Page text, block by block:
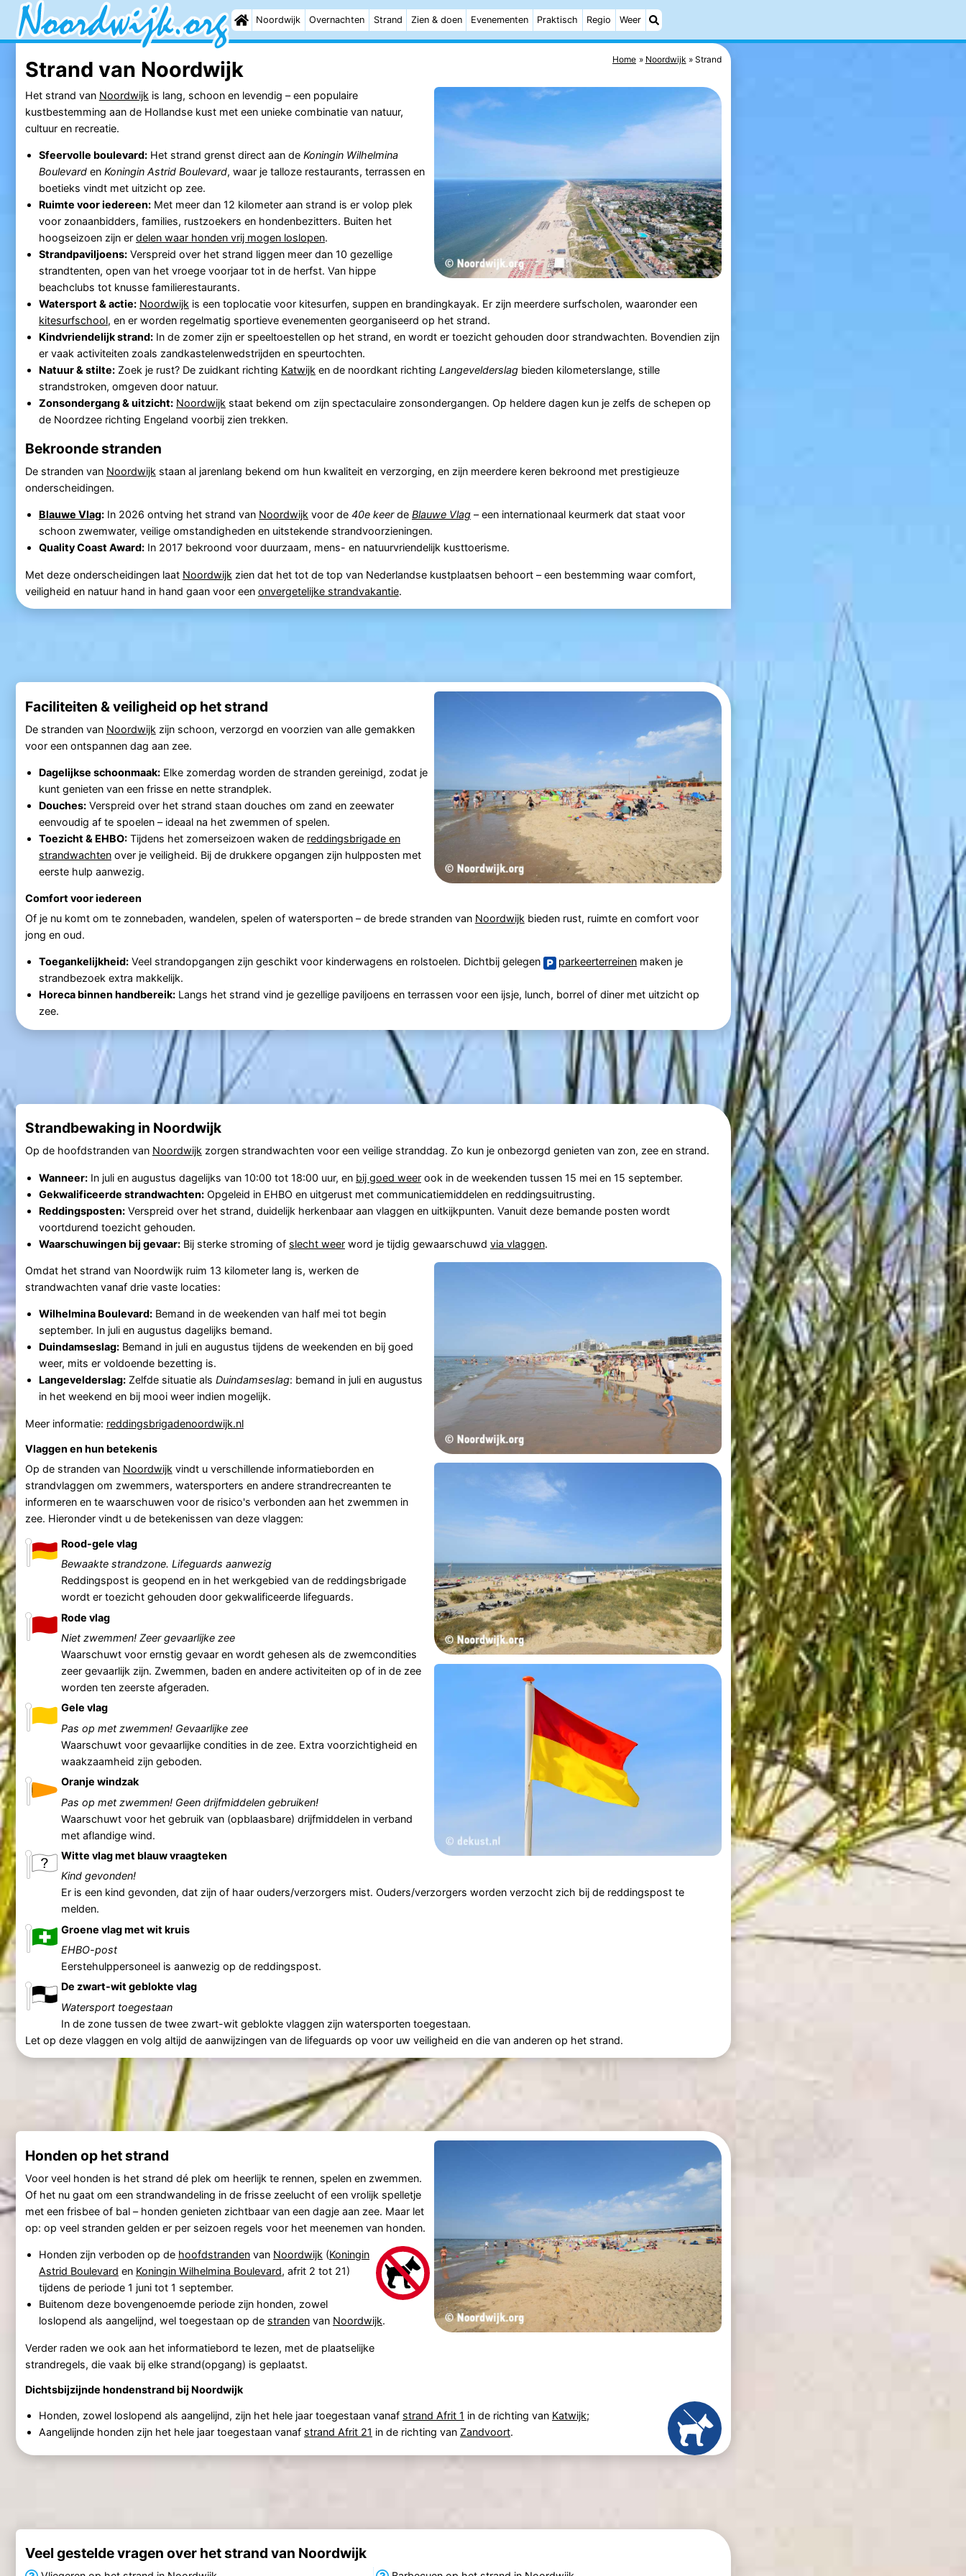
Noordwijk Overnachten Strand Zien & doen Evenementen Praktisch Regio Weer
Home Noordwijk Strand
Strand van Noordwijk
Het strand van Noordwijk is lang, schoon en levendig – een populaire
kustbestemming aan de Hollandse kust met een unieke combinatie van natuur,
cultuur en recreatie.
Sfeervolle boulevard:Het strand grenst direct aan de Koningin Wilhelmina
Boulevarden Koningin Astrid Boulevard, waar je talloze restaurants, terrassen en
boetieks vindt met uitzicht op zee.
Ruimte voor iedereen:Met meer dan 12 kilometer aan strand is er volop plek
voor zonaanbidders, families, rustzoekers en hondenbezitters. Buiten het
hoogseizoen zijn er delen waar honden vrij mogen loslopen.
Strandpaviljoens:Verspreid over het strand liggen meer dan 10 gezellige
strandtenten, open van het vroege voorjaar tot in de herfst. Van hippe
beachclubs tot knusse familierestaurants.
Watersport & actie: Noordwijk is een toplocatie voor kitesurfen, suppen en brandingkayak. Er zijn meerdere surfscholen, waaronder een
kitesurfschool, en er worden regelmatig sportieve evenementen georganiseerd op het strand.
Kindvriendelijk strand:In de zomer zijn er speeltoestellen op het strand, en wordt er toezicht gehouden door strandwachten. Bovendien zijn
er vaak activiteiten zoals zandkastelenwedstrijden en speurtochten.
Natuur & stilte:Zoek je rust? De zuidkant richting Katwijk en de noordkant richting Langevelderslagbieden kilometerslange, stille
strandstroken, omgeven door natuur.
Zonsondergang & uitzicht: Noordwijk staat bekend om zijn spectaculaire zonsondergangen. Op heldere dagen kun je zelfs de schepen op
de Noordzee richting Engeland voorbij zien trekken.
Bekroonde stranden
De stranden van Noordwijk staan al jarenlang bekend om hun kwaliteit en verzorging, en zijn meerdere keren bekroond met prestigieuze
onderscheidingen.
Blauwe Vlag:In 2026 ontving het strand van Noordwijk voor de 40e keerde Blauwe Vlag– een internationaal keurmerk dat staat voor
schoon zwemwater, veilige omstandigheden en uitstekende strandvoorzieningen.
Quality Coast Award:In 2017 bekroond voor duurzaam, mens- en natuurvriendelijk kusttoerisme.
Met deze onderscheidingen laat Noordwijk zien dat het tot de top van Nederlandse kustplaatsen behoort – een bestemming waar comfort,
veiligheid en natuur hand in hand gaan voor een onvergetelijke strandvakantie.
Faciliteiten & veiligheid op het strand
De stranden van Noordwijk zijn schoon, verzorgd en voorzien van alle gemakken
voor een ontspannen dag aan zee.
Dagelijkse schoonmaak:Elke zomerdag worden de stranden gereinigd, zodat je
kunt genieten van een frisse en nette strandplek.
Douches:Verspreid over het strand staan douches om zand en zeewater
eenvoudig af te spoelen – ideaal na het zwemmen of spelen.
Toezicht & EHBO:Tijdens het zomerseizoen waken de reddingsbrigade en
strandwachtenover je veiligheid. Bij de drukkere opgangen zijn hulpposten met
eerste hulp aanwezig.
Comfort voor iedereen
Of je nu komt om te zonnebaden, wandelen, spelen of watersporten – de brede stranden van Noordwijk bieden rust, ruimte en comfort voor
jong en oud.
Toegankelijkheid:Veel strandopgangen zijn geschikt voor kinderwagens en rolstoelen. Dichtbij gelegen parkeerterreinen maken je
strandbezoek extra makkelijk.
Horeca binnen handbereik:Langs het strand vind je gezellige paviljoens en terrassen voor een ijsje, lunch, borrel of diner met uitzicht op
zee.
Strandbewaking in Noordwijk
Op de hoofdstranden van Noordwijk zorgen strandwachten voor een veilige stranddag. Zo kun je onbezorgd genieten van zon, zee en strand.
Wanneer:In juli en augustus dagelijks van 10:00 tot 18:00 uur, en bij goed weerook in de weekenden tussen 15 mei en 15 september.
Gekwalificeerde strandwachten:Opgeleid in EHBO en uitgerust met communicatiemiddelen en reddingsuitrusting.
Reddingsposten:Verspreid over het strand, duidelijk herkenbaar aan vlaggen en uitkijkpunten. Vanuit deze bemande posten wordt
voortdurend toezicht gehouden.
Waarschuwingen bij gevaar:Bij sterke stroming of slecht weerword je tijdig gewaarschuwd via vlaggen.
Omdat het strand van Noordwijk ruim 13 kilometer lang is, werken de
strandwachten vanaf drie vaste locaties:
Wilhelmina Boulevard:Bemand in de weekenden van half mei tot begin
september. In juli en augustus dagelijks bemand.
Duindamseslag:Bemand in juli en augustus tijdens de weekenden en bij goed
weer, mits er voldoende bezetting is.
Langevelderslag:Zelfde situatie als Duindamseslag: bemand in juli en augustus
in het weekend en bij mooi weer indien mogelijk.
Meer informatie: reddingsbrigadenoordwijk.nl
Vlaggen en hun betekenis
Op de stranden van Noordwijk vindt u verschillende informatieborden en
strandvlaggen om zwemmers, watersporters en andere strandrecreanten te
informeren en te waarschuwen voor de risico's verbonden aan het zwemmen in
zee. Hieronder vindt u de betekenissen van deze vlaggen:
Rood-gele vlag
Bewaakte strandzone. Lifeguards aanwezig
Reddingspost is geopend en in het werkgebied van de reddingsbrigade
wordt er toezicht gehouden door gekwalificeerde lifeguards.
Rode vlag
Niet zwemmen! Zeer gevaarlijke zee
Waarschuwt voor ernstig gevaar en wordt gehesen als de zwemcondities
zeer gevaarlijk zijn. Zwemmen, baden en andere activiteiten op of in de zee
worden ten zeerste afgeraden.
Gele vlag
Pas op met zwemmen! Gevaarlijke zee
Waarschuwt voor gevaarlijke condities in de zee. Extra voorzichtigheid en
waakzaamheid zijn geboden.
Oranje windzak
Pas op met zwemmen! Geen drijfmiddelen gebruiken!
Waarschuwt voor het gebruik van (opblaasbare) drijfmiddelen in verband
met aflandige wind.
Witte vlag met blauw vraagteken
Kind gevonden!
Er is een kind gevonden, dat zijn of haar ouders/verzorgers mist. Ouders/verzorgers worden verzocht zich bij de reddingspost te
melden.
Groene vlag met wit kruis
EHBO-post
Eerstehulppersoneel is aanwezig op de reddingspost.
De zwart-wit geblokte vlag
Watersport toegestaan
In de zone tussen de twee zwart-wit geblokte vlaggen zijn watersporten toegestaan.
Let op deze vlaggen en volg altijd de aanwijzingen van de lifeguards op voor uw veiligheid en die van anderen op het strand.
Honden op het strand
Voor veel honden is het strand dé plek om heerlijk te rennen, spelen en zwemmen.
Of het nu gaat om een strandwandeling in de frisse zeelucht of een vrolijk spelletje
met een frisbee of bal – honden genieten zichtbaar van een dagje aan zee. Maar let
op: op veel stranden gelden er per seizoen regels voor het meenemen van honden.
Honden zijn verboden op de hoofdstrandenvan Noordwijk (Koningin
Astrid Boulevard en Koningin Wilhelmina Boulevard, afrit 2 tot 21)
tijdens de periode 1 juni tot 1 september.
Buitenom deze bovengenoemde periode zijn honden, zowel
loslopend als aangelijnd, wel toegestaan op de strandenvan Noordwijk.
Verder raden we ook aan het informatiebord te lezen, met de plaatselijke
strandregels, die vaak bij elke strand(opgang) is geplaatst.
Dichtsbijzijnde hondenstrand bij Noordwijk
Honden, zowel loslopend als aangelijnd, zijn het hele jaar toegestaan vanaf strand Afrit 1 in de richting van Katwijk;
Aangelijnde honden zijn het hele jaar toegestaan vanaf strand Afrit 21 in de richting van Zandvoort.
Veel gestelde vragen over het strand van Noordwijk